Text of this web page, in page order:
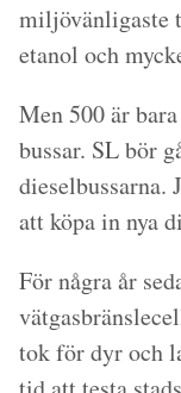
miljövänligaste
etanol och
Men 500 är
bussar. SL bör
dieselbussarna.
att köpa in nya
För några år
tok för dyr och